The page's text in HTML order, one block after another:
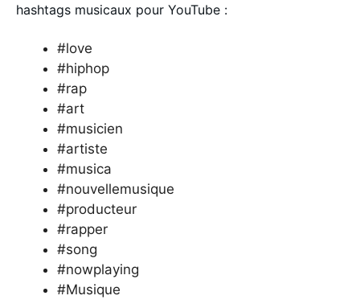
hashtags musicaux pour YouTube :
#love
#hiphop
#rap
#art
#musicien
#artiste
#musica
#nouvellemusique
#producteur
#rapper
#song
#nowplaying
#Musique